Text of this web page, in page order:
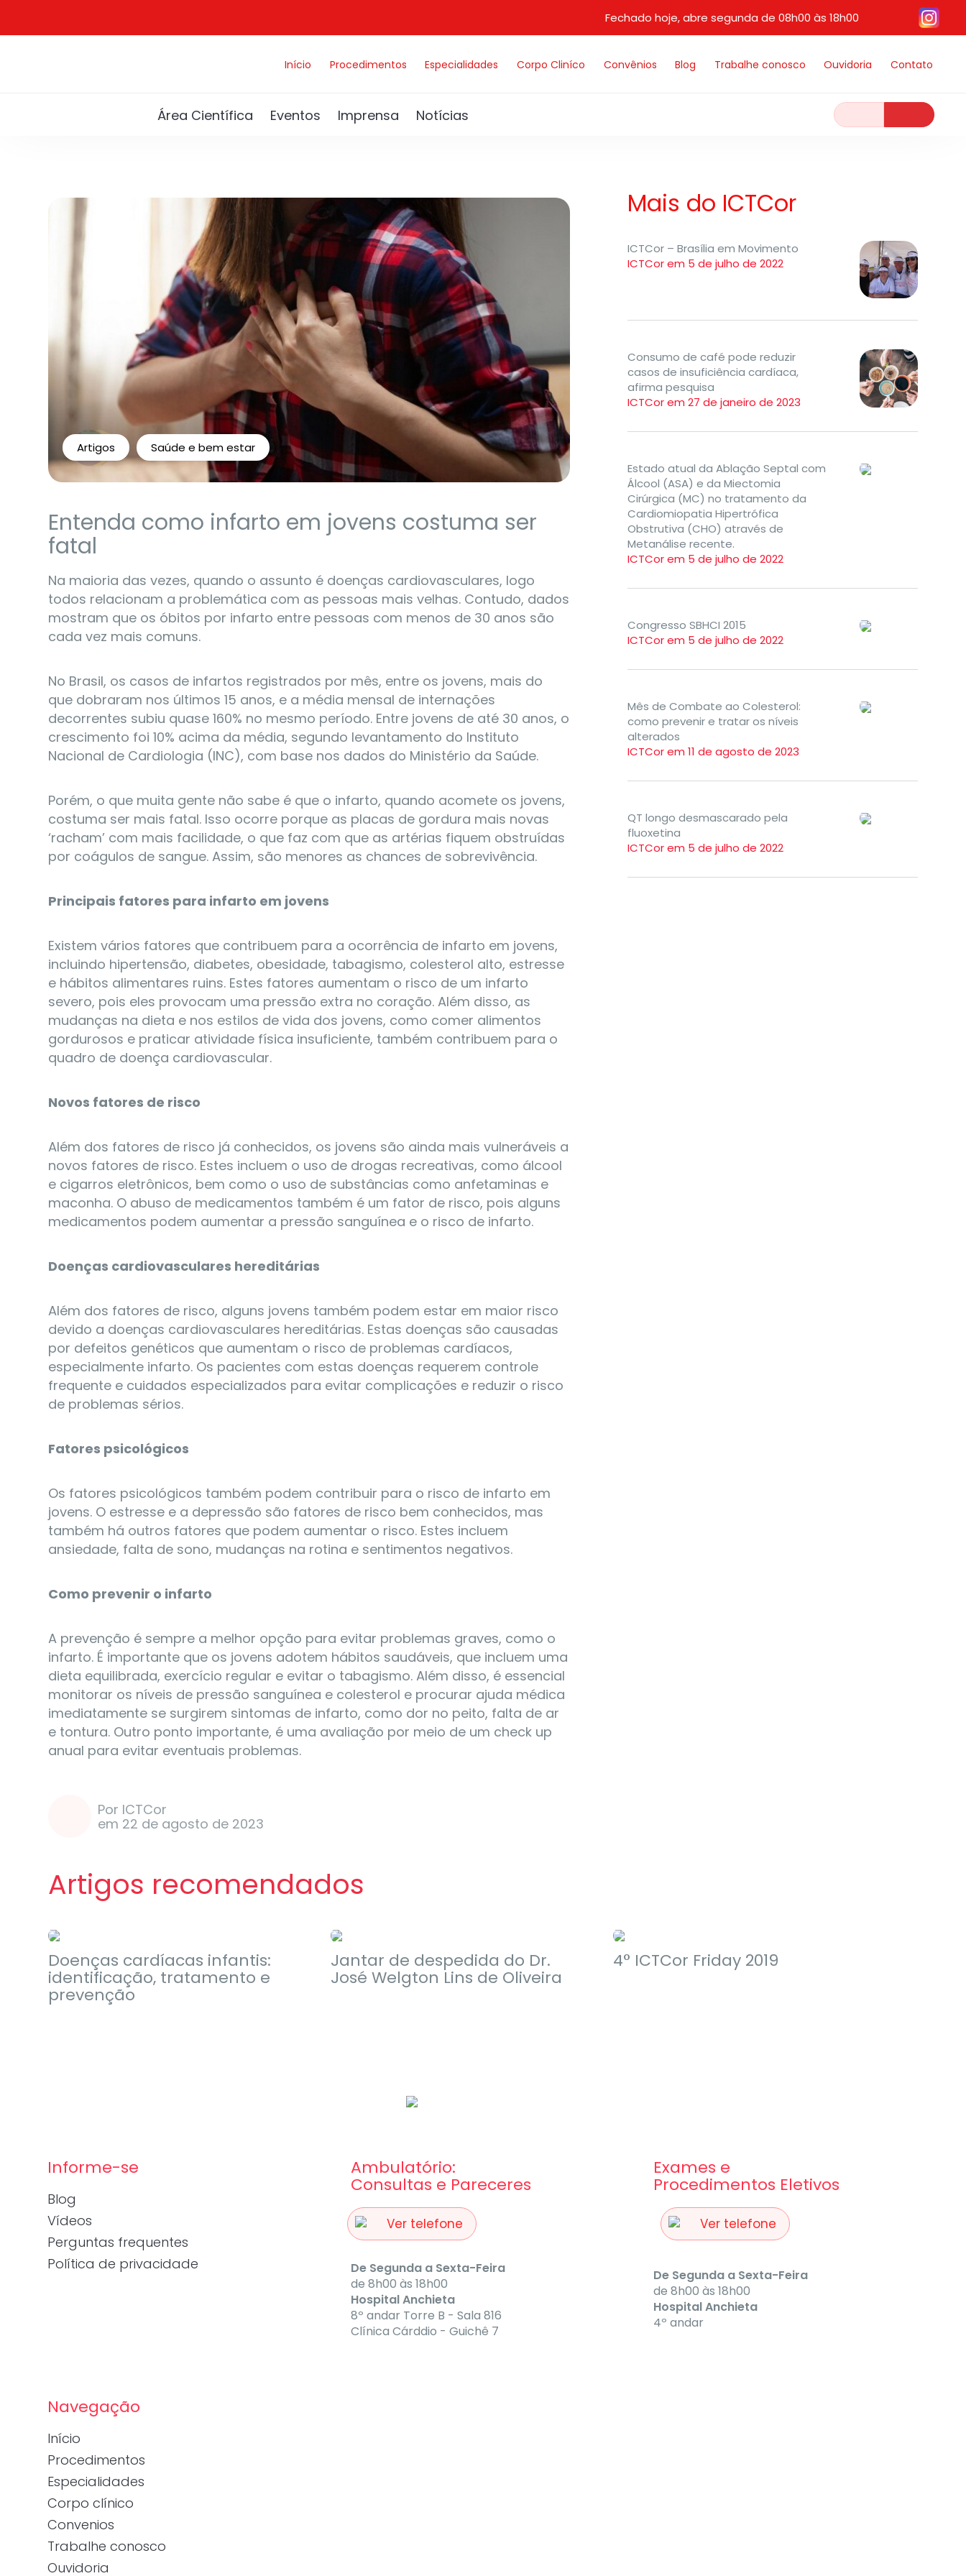
Fechado hoje, abre segunda de 08h00 às 18h00
Contato
Ouvidoria
Trabalhe conosco
Blog
Convênios
Corpo Cliníco
Especialidades
Procedimentos
Início
Área Científica Eventos Imprensa Notícias
Artigos Saúde e bem estar
Entenda como infarto em jovens costuma ser
fatal
Na maioria das vezes, quando o assunto é doenças cardiovasculares, logo
todos relacionam a problemática com as pessoas mais velhas. Contudo, dados
mostram que os óbitos por infarto entre pessoas com menos de 30 anos são
cada vez mais comuns.
No Brasil, os casos de infartos registrados por mês, entre os jovens, mais do
que dobraram nos últimos 15 anos, e a média mensal de internações
decorrentes subiu quase 160% no mesmo período. Entre jovens de até 30 anos, o
crescimento foi 10% acima da média, segundo levantamento do Instituto
Nacional de Cardiologia (INC), com base nos dados do Ministério da Saúde.
Porém, o que muita gente não sabe é que o infarto, quando acomete os jovens,
costuma ser mais fatal. Isso ocorre porque as placas de gordura mais novas
‘racham’ com mais facilidade, o que faz com que as artérias fiquem obstruídas
por coágulos de sangue. Assim, são menores as chances de sobrevivência.
Principais fatores para infarto em jovens
Existem vários fatores que contribuem para a ocorrência de infarto em jovens,
incluindo hipertensão, diabetes, obesidade, tabagismo, colesterol alto, estresse
e hábitos alimentares ruins. Estes fatores aumentam o risco de um infarto
severo, pois eles provocam uma pressão extra no coração. Além disso, as
mudanças na dieta e nos estilos de vida dos jovens, como comer alimentos
gordurosos e praticar atividade física insuficiente, também contribuem para o
quadro de doença cardiovascular.
Novos fatores de risco
Além dos fatores de risco já conhecidos, os jovens são ainda mais vulneráveis a
novos fatores de risco. Estes incluem o uso de drogas recreativas, como álcool
e cigarros eletrônicos, bem como o uso de substâncias como anfetaminas e
maconha. O abuso de medicamentos também é um fator de risco, pois alguns
medicamentos podem aumentar a pressão sanguínea e o risco de infarto.
Doenças cardiovasculares hereditárias
Além dos fatores de risco, alguns jovens também podem estar em maior risco
devido a doenças cardiovasculares hereditárias. Estas doenças são causadas
por defeitos genéticos que aumentam o risco de problemas cardíacos,
especialmente infarto. Os pacientes com estas doenças requerem controle
frequente e cuidados especializados para evitar complicações e reduzir o risco
de problemas sérios.
Fatores psicológicos
Os fatores psicológicos também podem contribuir para o risco de infarto em
jovens. O estresse e a depressão são fatores de risco bem conhecidos, mas
também há outros fatores que podem aumentar o risco. Estes incluem
ansiedade, falta de sono, mudanças na rotina e sentimentos negativos.
Como prevenir o infarto
A prevenção é sempre a melhor opção para evitar problemas graves, como o
infarto. É importante que os jovens adotem hábitos saudáveis, que incluem uma
dieta equilibrada, exercício regular e evitar o tabagismo. Além disso, é essencial
monitorar os níveis de pressão sanguínea e colesterol e procurar ajuda médica
imediatamente se surgirem sintomas de infarto, como dor no peito, falta de ar
e tontura. Outro ponto importante, é uma avaliação por meio de um check up
anual para evitar eventuais problemas.
Por ICTCor
em 22 de agosto de 2023
Mais do ICTCor
ICTCor – Brasília em Movimento
ICTCor em 5 de julho de 2022
Consumo de café pode reduzir
casos de insuficiência cardíaca,
afirma pesquisa
ICTCor em 27 de janeiro de 2023
Estado atual da Ablação Septal com
Álcool (ASA) e da Miectomia
Cirúrgica (MC) no tratamento da
Cardiomiopatia Hipertrófica
Obstrutiva (CHO) através de
Metanálise recente.
ICTCor em 5 de julho de 2022
Congresso SBHCI 2015
ICTCor em 5 de julho de 2022
Mês de Combate ao Colesterol:
como prevenir e tratar os níveis
alterados
ICTCor em 11 de agosto de 2023
QT longo desmascarado pela
fluoxetina
ICTCor em 5 de julho de 2022
Artigos recomendados
Doenças cardíacas infantis:
identificação, tratamento e
prevenção
Jantar de despedida do Dr.
José Welgton Lins de Oliveira
4° ICTCor Friday 2019
Exames e
Procedimentos Eletivos
Ver telefone
De Segunda a Sexta-Feira
de 8h00 às 18h00
Hospital Anchieta
4º andar
Ambulatório:
Consultas e Pareceres
Ver telefone
De Segunda a Sexta-Feira
de 8h00 às 18h00
Hospital Anchieta
8º andar Torre B - Sala 816
Clínica Cárddio - Guichê 7
Informe-se
Blog
Vídeos
Perguntas frequentes
Política de privacidade
Navegação
Início
Procedimentos
Especialidades
Corpo clínico
Convenios
Trabalhe conosco
Ouvidoria